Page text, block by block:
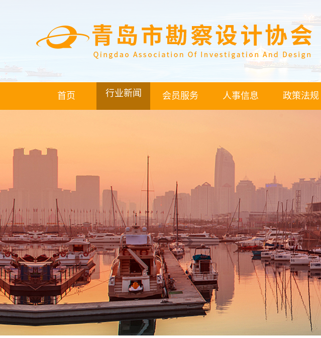
首页 行业新闻 会员服务 人事信息 政策法规